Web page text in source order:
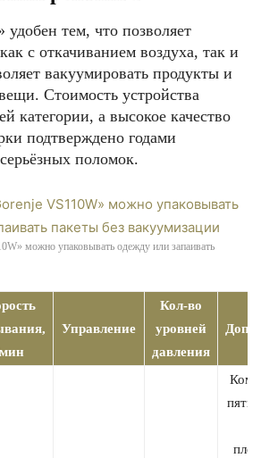
удобен тем, что позволяет
с откачиванием воздуха, так и
вакуумировать продукты и
Стоимость устройства
категории, а высокое качество
подтверждено годами
поломок.
можно упаковывать одежду или запаивать
Управление
Кол-во
уровней
давления